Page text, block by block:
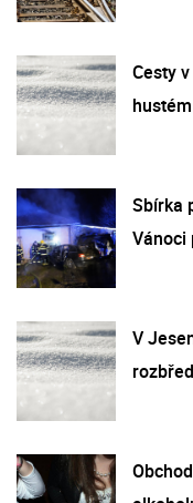
Cesty
Sbírka
Vánoci
V